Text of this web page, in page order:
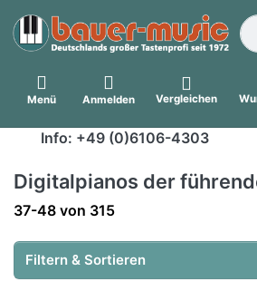
Menü Anmelden Vergleichen
Info: +49 (0)6106-4303
Digitalpianos der
Suchergebnisse:
37-48 von 315
Filtern & Sortieren